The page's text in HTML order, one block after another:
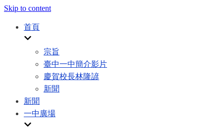
Skip to content
首頁
宗旨
臺中一中簡介影片
慶賀校長林隆諺
新聞
新聞
一中廣場